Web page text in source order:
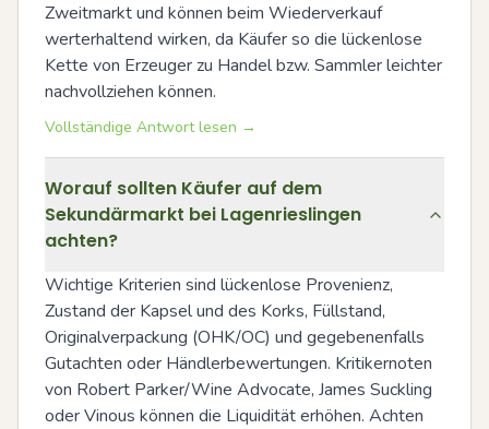
Zweitmarkt und können beim Wiederverkauf
werterhaltend wirken, da Käufer so die lückenlose
Kette von Erzeuger zu Handel bzw. Sammler leichter
nachvollziehen können.
Vollständige Antwort lesen →
Worauf sollten Käufer auf dem
Sekundärmarkt bei Lagenrieslingen
achten?
Wichtige Kriterien sind lückenlose Provenienz,
Zustand der Kapsel und des Korks, Füllstand,
Originalverpackung (OHK/OC) und gegebenenfalls
Gutachten oder Händlerbewertungen. Kritikernoten
von Robert Parker/Wine Advocate, James Suckling
oder Vinous können die Liquidität erhöhen. Achten